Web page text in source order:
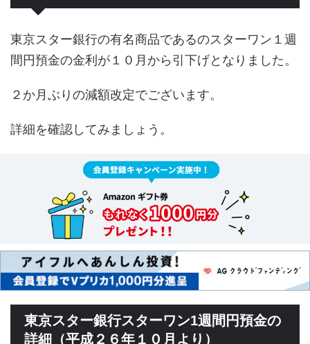
東京スター銀行の有名商品であるのスターワン１週
間円預金の金利が１０月から引下げとなりました。
２か月ぶりの減額改定でございます。
詳細を確認してみましょう。
東京スター銀行スターワン1週間円預金の
詳細（平成２６年１０月より）